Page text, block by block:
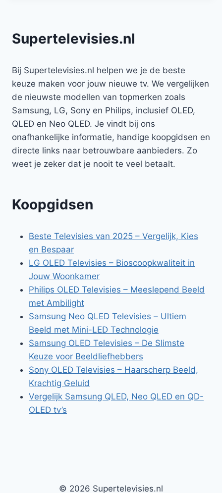
Supertelevisies.nl
Bij Supertelevisies.nl helpen we je de beste
keuze maken voor jouw nieuwe tv. We vergelijken
de nieuwste modellen van topmerken zoals
Samsung, LG, Sony en Philips, inclusief OLED,
QLED en Neo QLED. Je vindt bij ons
onafhankelijke informatie, handige koopgidsen en
directe links naar betrouwbare aanbieders. Zo
weet je zeker dat je nooit te veel betaalt.
Koopgidsen
Beste Televisies van 2025 – Vergelijk, Kies
en Bespaar
LG OLED Televisies – Bioscoopkwaliteit in
Jouw Woonkamer
Philips OLED Televisies – Meeslepend Beeld
met Ambilight
Samsung Neo QLED Televisies – Ultiem
Beeld met Mini-LED Technologie
Samsung OLED Televisies – De Slimste
Keuze voor Beeldliefhebbers
Sony OLED Televisies – Haarscherp Beeld,
Krachtig Geluid
Vergelijk Samsung QLED, Neo QLED en QD-
OLED tv’s
© 2026 Supertelevisies.nl